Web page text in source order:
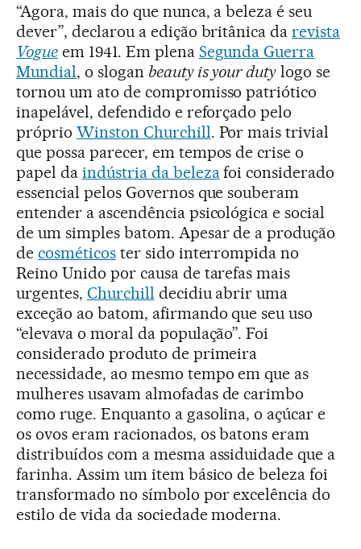
“Agora, mais do que nunca, a beleza é seu
dever”, declarou a edição britânica darevista
Vogueem 1941. Em plena Segunda Guerra
Mundial, o slogan beauty is your duty logo se
tornou um ato de compromisso patriótico
inapelável, defendido e reforçado pelo
próprio Winston Churchill. Por mais trivial
que possa parecer, em tempos de crise o
papel da indústria da belezafoi considerado
essencial pelos Governos que souberam
entender a ascendência psicológica e social
de um simples batom. Apesar de a produção
de cosméticoster sido interrompida no
Reino Unido por causa de tarefas mais
urgentes, Churchill decidiu abrir uma
exceção ao batom, afirmando que seu uso
“elevava o moral da população”. Foi
considerado produto de primeira
necessidade, ao mesmo tempo em que as
mulheres usavam almofadas de carimbo
como ruge. Enquanto a gasolina, o açúcar e
os ovos eram racionados, os batons eram
distribuídos com a mesma assiduidade que a
farinha. Assim um item básico de beleza foi
transformado no símbolo por excelência do
estilo de vida da sociedade moderna.